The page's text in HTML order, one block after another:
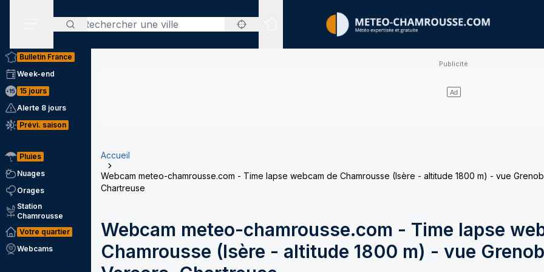
Rechercher
Sites expertisés
Bulletin France
Week-end
15 jours
Alerte 8 jours
Prévi. saison
Pluies
Nuages
Orages
Station
Chamrousse
Votre quartier
Webcams
Accueil
Webcam meteo-chamrousse.com - Time lapse webcam de Chamrousse (Isère - altitude 1800 m) - vue
Chartreuse
Webcam meteo-chamrousse.com - Time lapse
Chamrousse (Isère - altitude 1800 m) - vue